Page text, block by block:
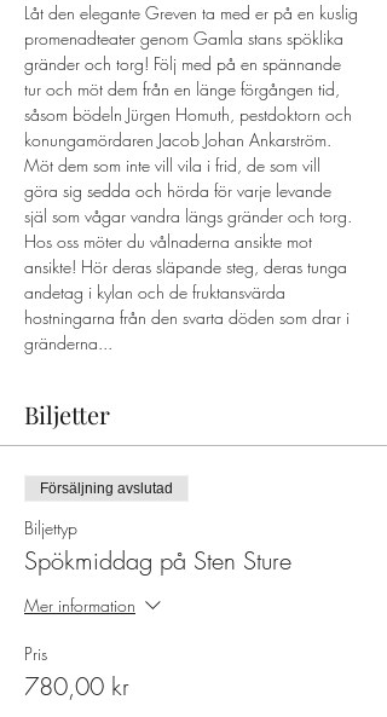
Låt den elegante Greven ta med er på en kuslig
promenadteater genom Gamla stans spöklika
gränder och torg! Följ med på en spännande
tur och möt dem från en länge förgången tid,
såsom bödeln Jürgen Homuth, pestdoktorn och
konungamördaren Jacob Johan Ankarström.
Möt dem som inte vill vila i frid, de som vill
göra sig sedda och hörda för varje levande
själ som vågar vandra längs gränder och torg.
Hos oss möter du vålnaderna ansikte mot
ansikte! Hör deras släpande steg, deras tunga
andetag i kylan och de fruktansvärda
hostningarna från den svarta döden som drar i
gränderna...
Biljetter
Försäljning avslutad
Biljettyp
Spökmiddag på Sten Sture
Mer information
Pris
780,00 kr